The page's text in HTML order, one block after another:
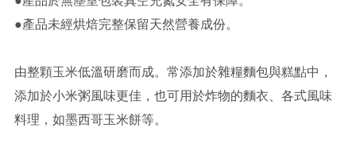
●產品未經烘焙完整保留天然營養成份。
由整顆玉米低溫研磨而成。常添加於雜糧麵包與糕點中，
添加於小米粥風味更佳，也可用於炸物的麵衣、各式風味
料理，如墨西哥玉米餅等。